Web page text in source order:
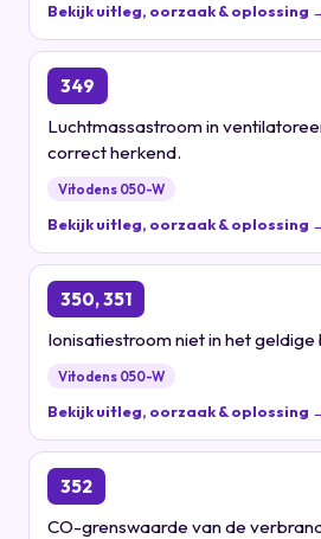
Bekijk uitleg, oorzaak & oplossing
349
Luchtmassastroom in
correct herkend.
Vitodens 050-W
Bekijk uitleg, oorzaak & oplossing
350, 351
Ionisatiestroom niet in het geldige
Vitodens 050-W
Bekijk uitleg, oorzaak & oplossing
352
CO-grenswaarde van de